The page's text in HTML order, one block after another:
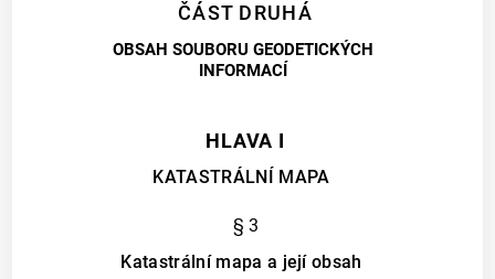
ČÁST DRUHÁ
OBSAH SOUBORU GEODETICKÝCH
INFORMACÍ
HLAVA I
KATASTRÁLNÍ MAPA
§ 3
Katastrální mapa a její obsah